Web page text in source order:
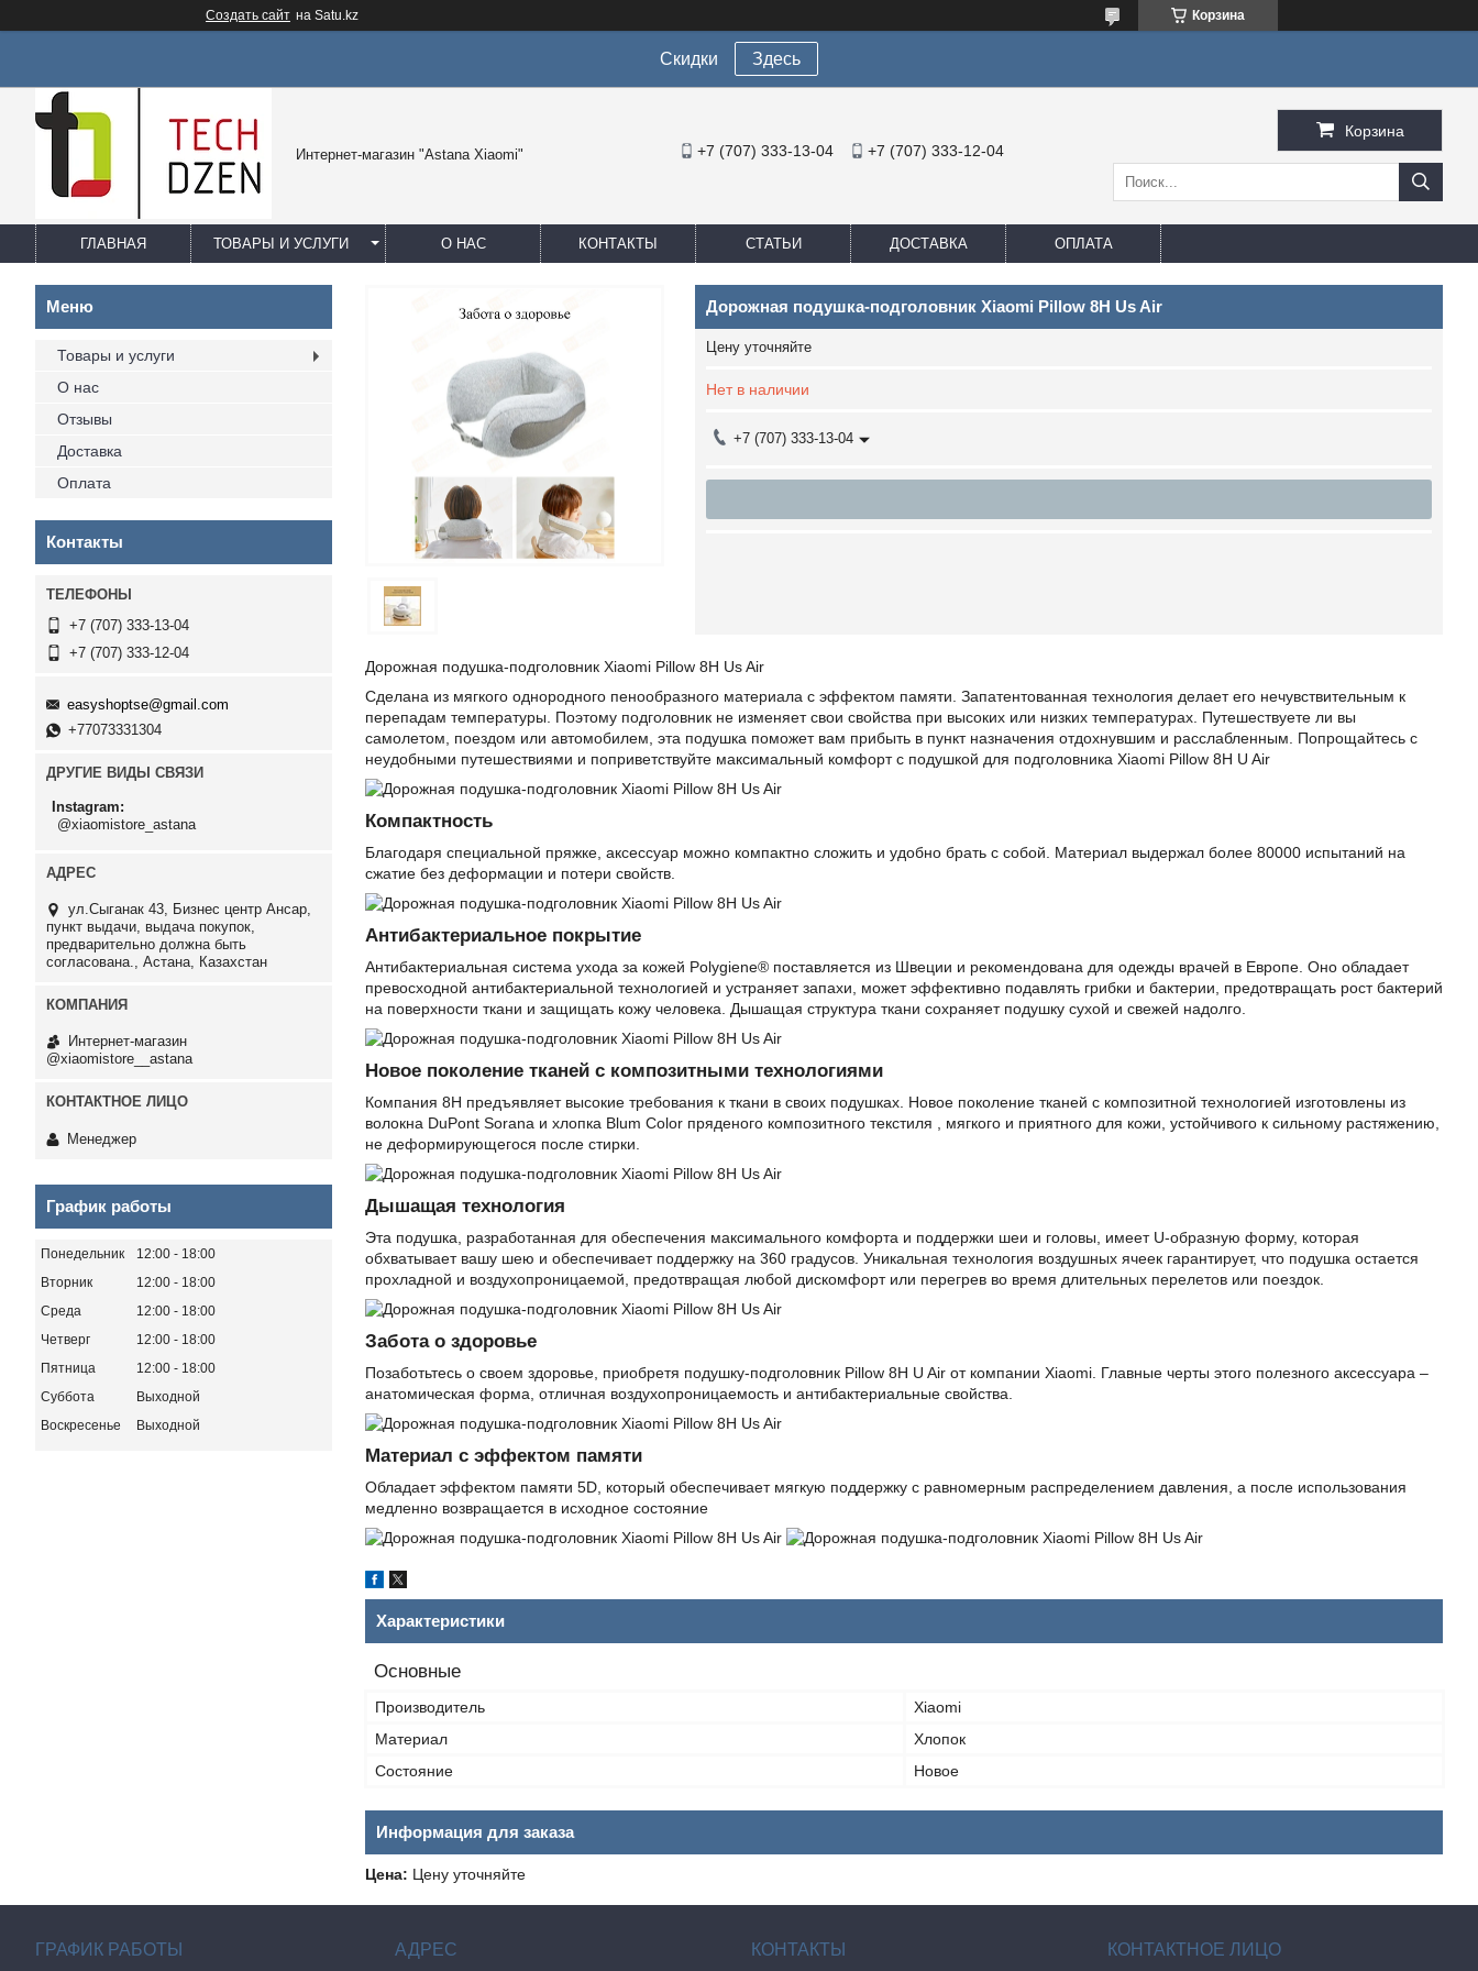
Создать сайт на Satu.kz Корзина
Скидки Здесь
Интернет-магазин "Astana Xiaomi" +7 (707) 333-13-04 +7 (707) 333-12-04
Корзина
ГЛАВНАЯ ТОВАРЫ И УСЛУГИ О НАС КОНТАКТЫ СТАТЬИ ДОСТАВКА ОПЛАТА
Дорожная подушка-подголовник Xiaomi Pillow 8H Us Air
Цену уточняйте
Нет в наличии
+7 (707) 333-13-04
Дорожная подушка-подголовник Xiaomi Pillow 8H Us Air
Сделана из мягкого однородного пенообразного материала с эффектом памяти. Запатентованная технология делает его нечувствительным к
перепадам температуры. Поэтому подголовник не изменяет свои свойства при высоких или низких температурах. Путешествуете ли вы
самолетом, поездом или автомобилем, эта подушка поможет вам прибыть в пункт назначения отдохнувшим и расслабленным. Попрощайтесь с
неудобными путешествиями и поприветствуйте максимальный комфорт с подушкой для подголовника Xiaomi Pillow 8H U Air
Компактность
Благодаря специальной пряжке, аксессуар можно компактно сложить и удобно брать с собой. Материал выдержал более 80000 испытаний на
сжатие без деформации и потери свойств.
Антибактериальное покрытие
Антибактериальная система ухода за кожей Polygiene® поставляется из Швеции и рекомендована для одежды врачей в Европе. Оно обладает
превосходной антибактериальной технологией и устраняет запахи, может эффективно подавлять грибки и бактерии, предотвращать рост бактерий
на поверхности ткани и защищать кожу человека. Дышащая структура ткани сохраняет подушку сухой и свежей надолго.
Новое поколение тканей с композитными технологиями
Компания 8H предъявляет высокие требования к ткани в своих подушках. Новое поколение тканей с композитной технологией изготовлены из
волокна DuPont Sorana и хлопка Blum Color пряденого композитного текстиля , мягкого и приятного для кожи, устойчивого к сильному растяжению,
не деформирующегося после стирки.
Дышащая технология
Эта подушка, разработанная для обеспечения максимального комфорта и поддержки шеи и головы, имеет U-образную форму, которая
обхватывает вашу шею и обеспечивает поддержку на 360 градусов. Уникальная технология воздушных ячеек гарантирует, что подушка остается
прохладной и воздухопроницаемой, предотвращая любой дискомфорт или перегрев во время длительных перелетов или поездок.
Забота о здоровье
Позаботьтесь о своем здоровье, приобретя подушку-подголовник Pillow 8H U Air от компании Xiaomi. Главные черты этого полезного аксессуара –
анатомическая форма, отличная воздухопроницаемость и антибактериальные свойства.
Материал с эффектом памяти
Обладает эффектом памяти 5D, который обеспечивает мягкую поддержку с равномерным распределением давления, а после использования
медленно возвращается в исходное состояние
Характеристики
Основные
Производитель
Xiaomi
Материал
Хлопок
Состояние
Новое
Информация для заказа
Цена: Цену уточняйте
Товары и услуги
О нас
Отзывы
Доставка
Оплата
Контакты
+7 (707) 333-13-04
+7 (707) 333-12-04
easyshoptse@gmail.com
+77073331304
ДРУГИЕ ВИДЫ СВЯЗИ
Instagram
@xiaomistore_astana
ул.Сыганак 43, Бизнес центр Ансар,
пункт выдачи, выдача покупок,
предварительно должна быть
согласована., Астана, Казахстан
Интернет-магазин
@xiaomistore__astana
Менеджер
График работы
Понедельник 12:00
18:00
Вторник
12:00
18:00
Среда
12:00
18:00
Четверг
12:00
18:00
Пятница
12:00
18:00
Суббота
Выходной
Воскресенье
Выходной
ГРАФИК РАБОТЫ